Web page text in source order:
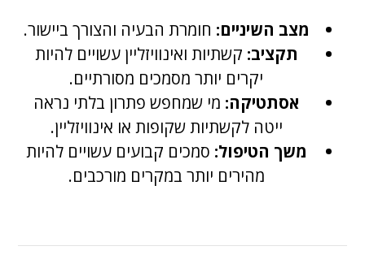
מצב השיניים: חומרת הבעיה והצורך ביישור.
תקציב: קשתיות ואינוויזליין עשויים להיות
יקרים יותר מסמכים מסורתיים.
אסתטיקה: מי שמחפש פתרון בלתי נראה
ייטה לקשתיות שקופות או אינוויזליין.
משך הטיפול: סמכים קבועים עשויים להיות
מהירים יותר במקרים מורכבים.